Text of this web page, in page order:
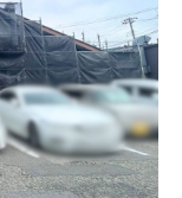
燕・弥彦
沼・南魚沼・湯沢
そば・うどん